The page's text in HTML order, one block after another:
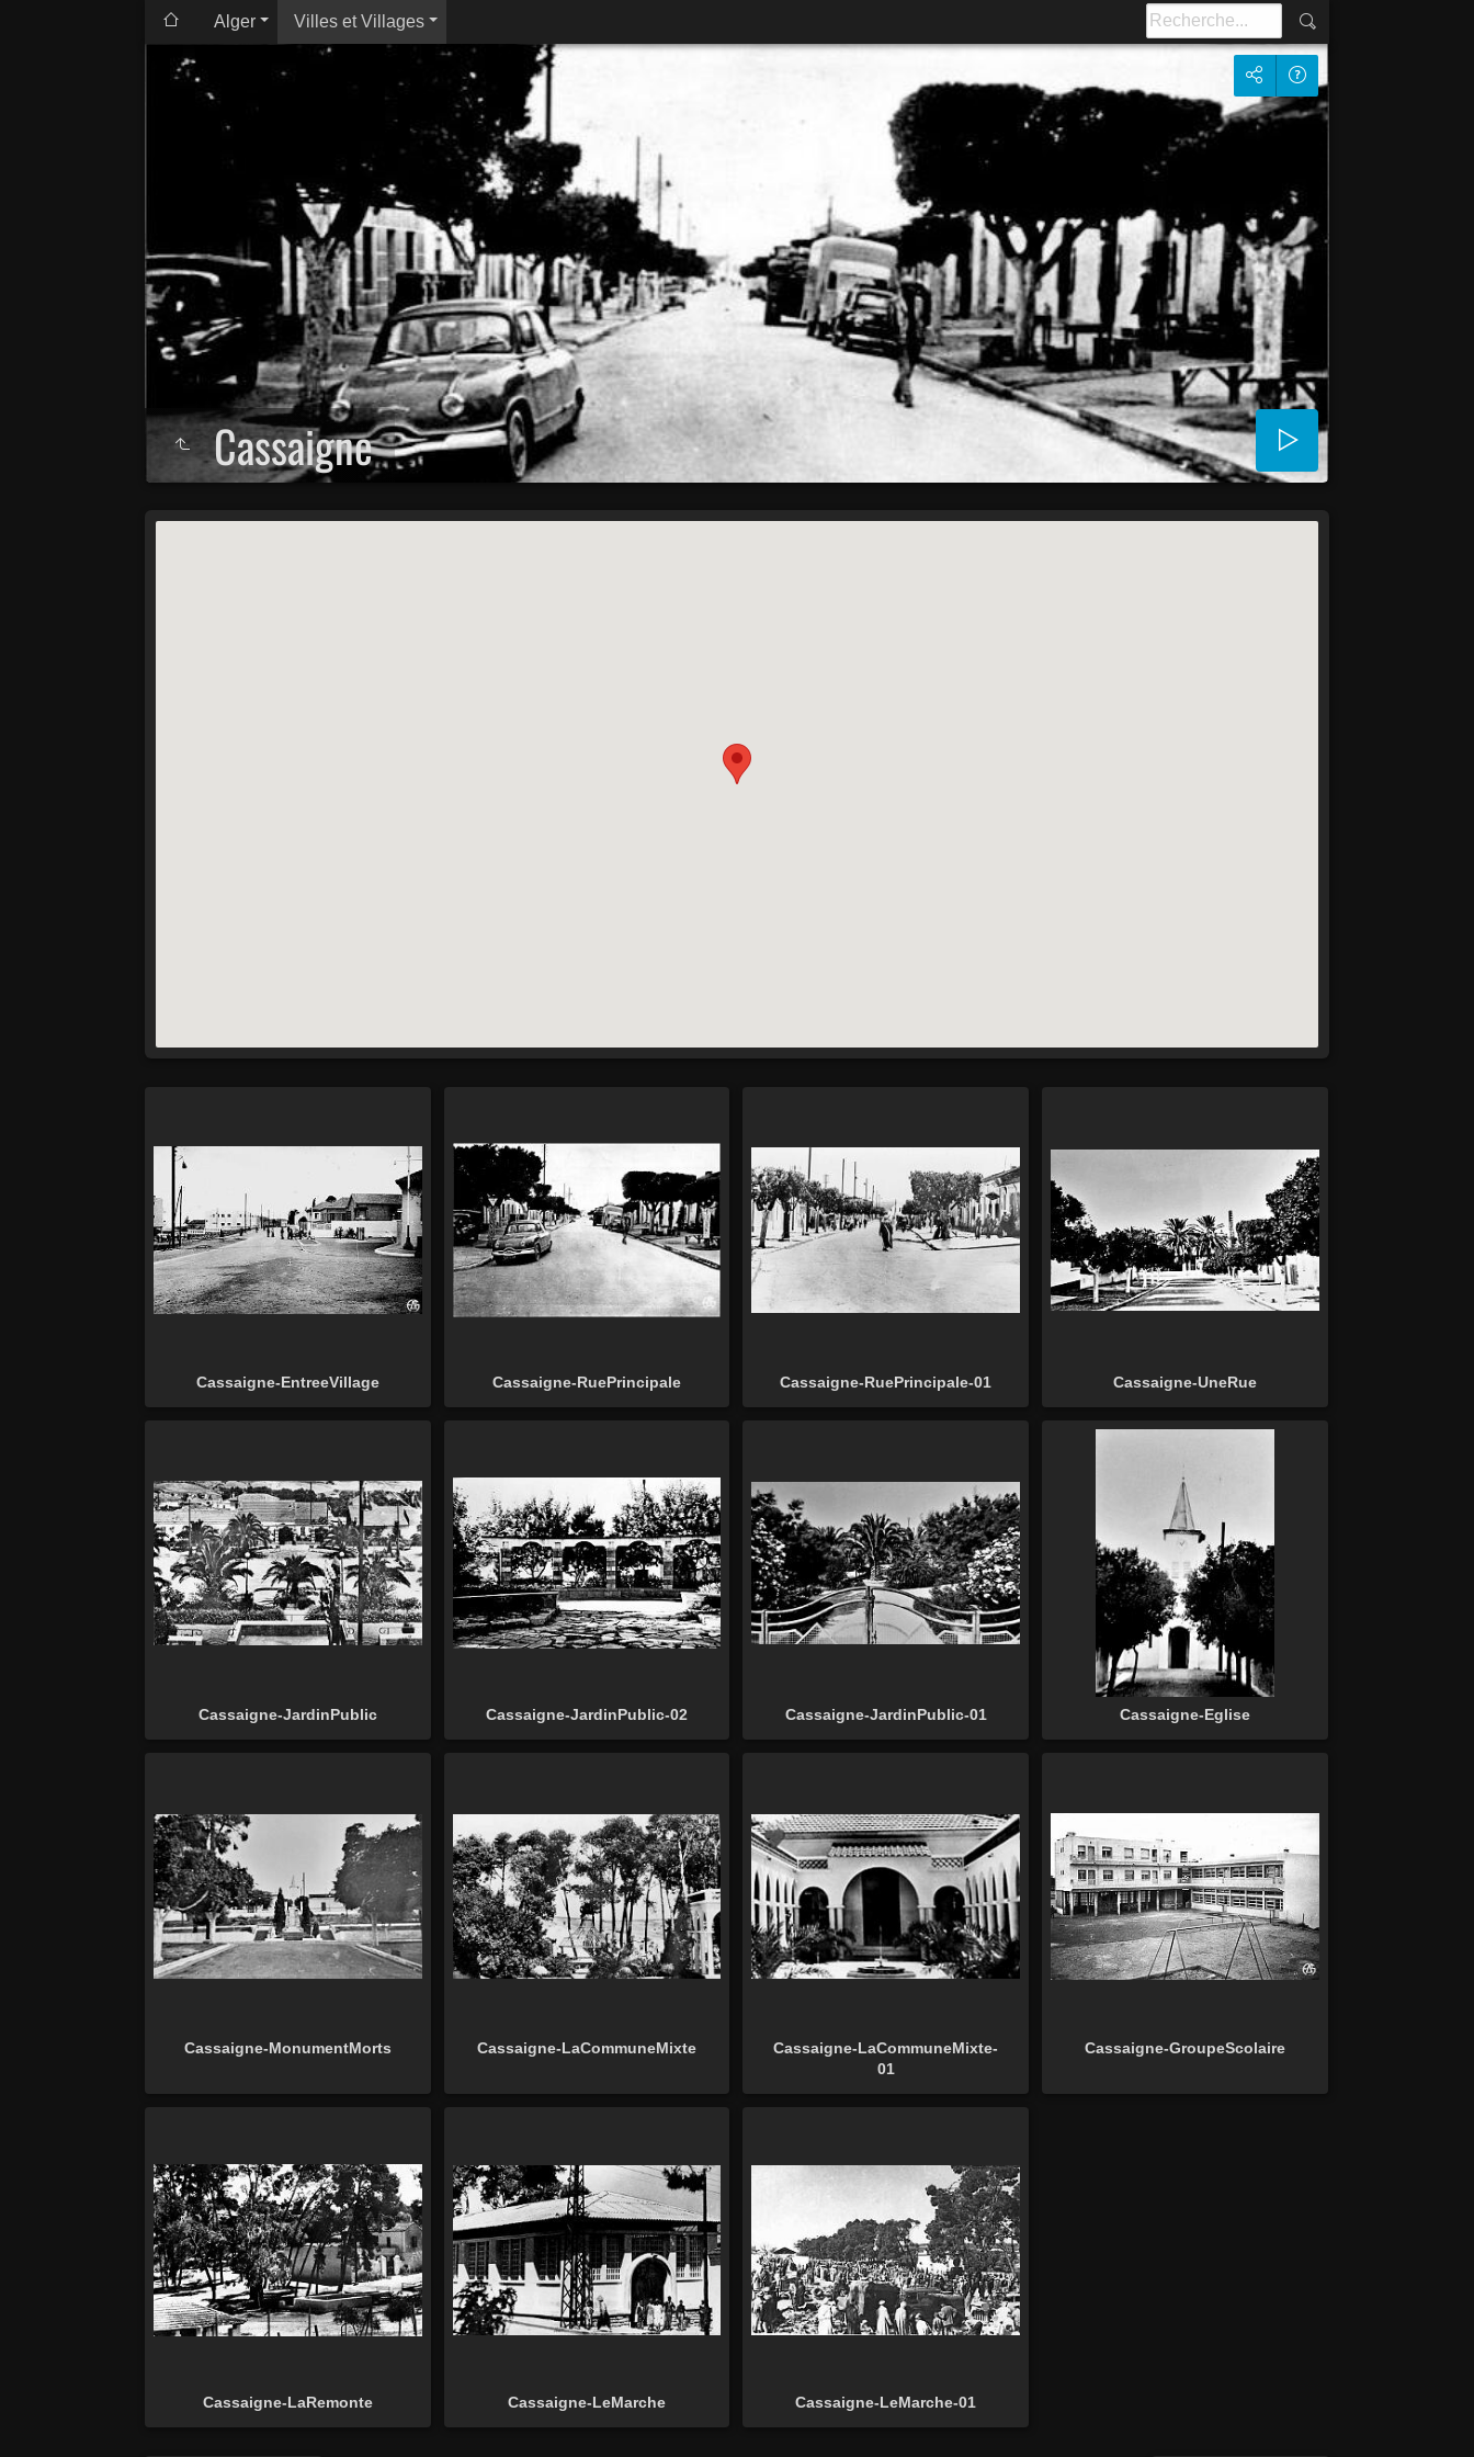
Alger Villes et Villages
Cassaigne
Cassaigne-EntreeVillage Cassaigne-RuePrincipale Cassaigne-RuePrincipale-01 Cassaigne-UneRue
Cassaigne-JardinPublic Cassaigne-JardinPublic-02 Cassaigne-JardinPublic-01 Cassaigne-Eglise
Cassaigne-MonumentMorts Cassaigne-LaCommuneMixte
Cassaigne-LaCommuneMixte-
01
Cassaigne-GroupeScolaire
Cassaigne-LaRemonte Cassaigne-LeMarche Cassaigne-LeMarche-01